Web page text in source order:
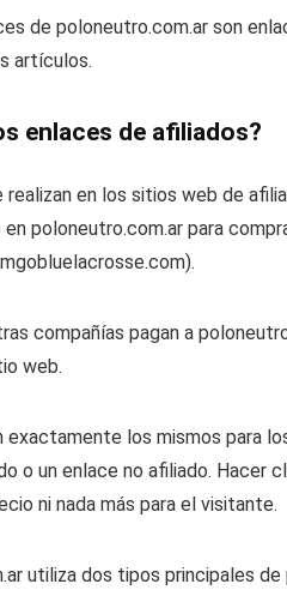
de poloneutro.com.ar son
artículos.
enlaces de afiliados?
realizan en los sitios web de
en poloneutro.com.ar para
compañías pagan a
web.
exactamente los mismos para
o un enlace no afiliado. Hacer
ni nada más para el visitante.
utiliza dos tipos principales de